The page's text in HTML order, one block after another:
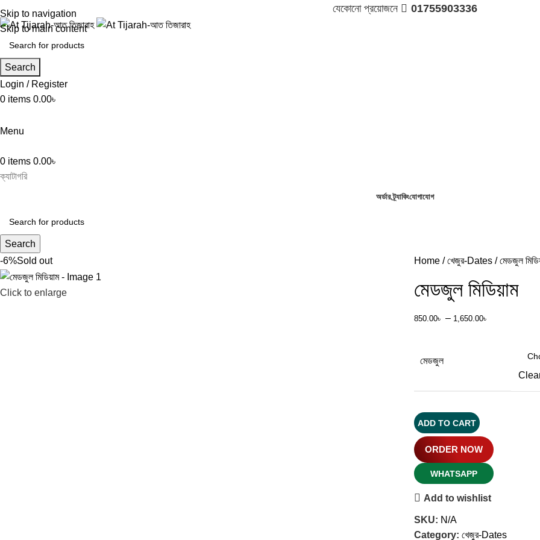
Skip to navigation
Skip to main content
যেকোনো প্রয়োজনে  01755903336
Search
Login / Register
0 items 0.00৳
Menu
0 items 0.00৳
ক্যাটাগরি
অর্ডার ট্র্যাকিংযোগাযোগ
Search
-6%Sold out
Click to enlarge
Home খেজুর-Dates মেডজুল
মেডজুল মিডিয়াম
850.00৳ – 1,650.00৳
মেডজুল
ADD TO CART
ORDER NOW
WHATSAPP
Add to wishlist
SKU: N/A
Category: খেজুর-Dates